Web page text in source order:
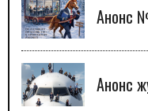
Анонс
Анонс